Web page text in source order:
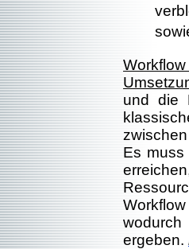
und die
Es
ergeben.